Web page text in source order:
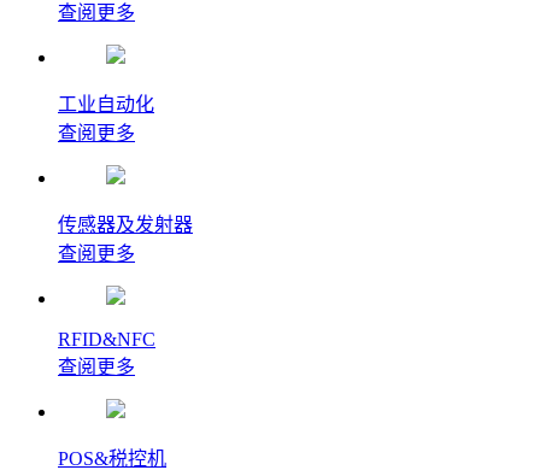
查阅更多
工业自动化
查阅更多
传感器及发射器
查阅更多
RFID&NFC
查阅更多
POS&税控机